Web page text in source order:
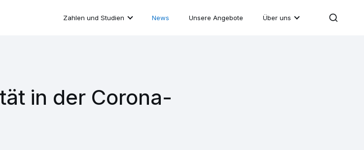
Zahlen und Studien News Unsere Angebote Über uns
in der Corona-